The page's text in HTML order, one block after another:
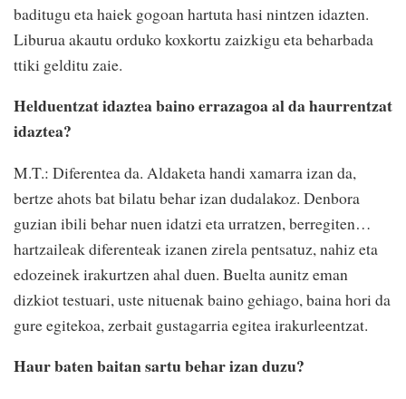
baditugu eta haiek gogoan hartuta hasi nintzen idazten.
Liburua akautu orduko koxkortu zaizkigu eta beharbada
ttiki gelditu zaie.
Helduentzat idaztea baino errazagoa al da haurrentzat
idaztea?
M.T.: Diferentea da. Aldaketa handi xamarra izan da,
bertze ahots bat bilatu behar izan dudalakoz. Denbora
guzian ibili behar nuen idatzi eta urratzen, berregiten…
hartzaileak diferenteak izanen zirela pentsatuz, nahiz eta
edozeinek irakurtzen ahal duen. Buelta aunitz eman
dizkiot testuari, uste nituenak baino gehiago, baina hori da
gure egitekoa, zerbait gustagarria egitea irakurleentzat.
Haur baten baitan sartu behar izan duzu?